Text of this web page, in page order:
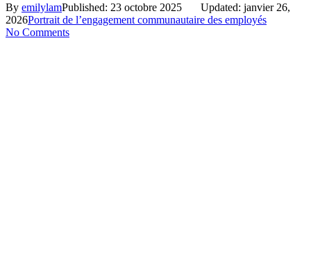
By emilylamPublished: 23 octobre 2025
Updated: janvier 26,
2026Portrait de l’engagement communautaire des employés
No Comments